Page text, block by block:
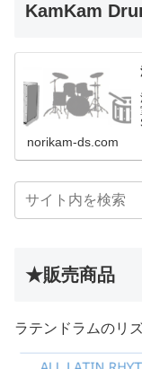
KamKam
norikam-ds.com
★販売商品
ラテンドラムのリ